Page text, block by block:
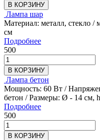
В КОРЗИНУ
Лампа шар
Материал: металл, стекло
см
Подробнее
500
В КОРЗИНУ
Лампа бетон
Мощность: 60 Вт /
бетон / Размеры: Ø - 14 см,
Подробнее
500
В КОРЗИНУ